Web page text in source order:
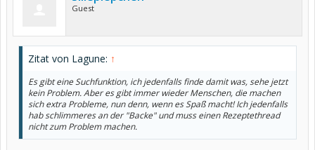
Guest
Zitat von Lagune: ↑
Es gibt eine Suchfunktion, ich jedenfalls finde damit was, sehe jetzt
kein Problem. Aber es gibt immer wieder Menschen, die machen
sich extra Probleme, nun denn, wenn es Spaß macht! Ich jedenfalls
hab schlimmeres an der "Backe" und muss einen Rezeptethread
nicht zum Problem machen.